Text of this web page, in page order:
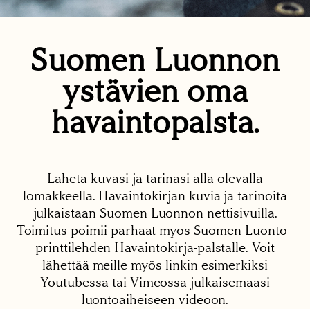
Suomen Luonnon
ystävien oma
havaintopalsta.
Lähetä kuvasi ja tarinasi alla olevalla
lomakkeella. Havaintokirjan kuvia ja tarinoita
julkaistaan Suomen Luonnon nettisivuilla.
Toimitus poimii parhaat myös Suomen Luonto -
printtilehden Havaintokirja-palstalle. Voit
lähettää meille myös linkin esimerkiksi
Youtubessa tai Vimeossa julkaisemaasi
luontoaiheiseen videoon.